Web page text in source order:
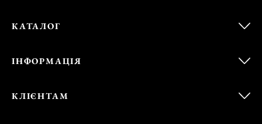
КАТАЛОГ
ІНФОРМАЦІЯ
КЛІЄНТАМ